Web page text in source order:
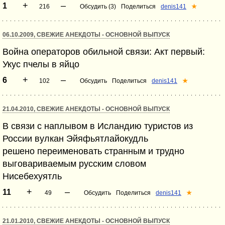
1 + 216 – Обсудить (3) Поделиться denis141 ★
06.10.2009, СВЕЖИЕ АНЕКДОТЫ - ОСНОВНОЙ ВЫПУСК
Война операторов обильной связи: Акт первый:
Укус пчелы в яйцо
6 + 102 – Обсудить Поделиться denis141 ★
21.04.2010, СВЕЖИЕ АНЕКДОТЫ - ОСНОВНОЙ ВЫПУСК
В связи с наплывом в Исландию туристов из
России вулкан Эйяфьятлайокудль
решено переименовать странным и трудно
выговариваемым русским словом
Нисебехуятль
11 + 49 – Обсудить Поделиться denis141 ★
21.01.2010, СВЕЖИЕ АНЕКДОТЫ - ОСНОВНОЙ ВЫПУСК